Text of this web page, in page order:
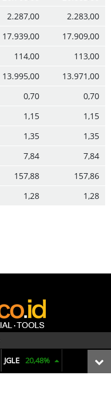
2.287,00
2.283,00
17.939,00
17.909,00
114,00
113,00
13.995,00
13.971,00
0,70
0,70
1,15
1,15
1,35
1,35
7,84
7,84
157,88
157,86
1,28 1,28
JGLE 20,48%
pasar keuangan,
komoditas, hingga
dan analisis yang